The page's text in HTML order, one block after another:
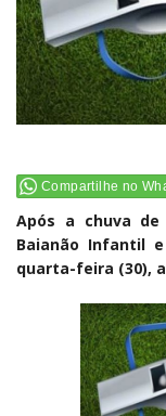
Compartilhe no
Após a chuva
Baianão Infantil
quarta-feira (30),